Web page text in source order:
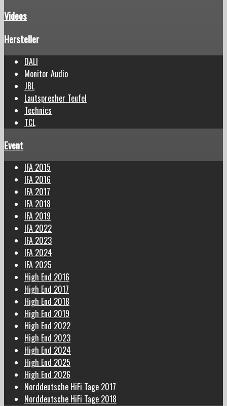
Videos
Hersteller
DALI
Monitor Audio
JBL
Lautsprecher Teufel
Technics
TCL
Event
IFA 2015
IFA 2016
IFA 2017
IFA 2018
IFA 2019
IFA 2022
IFA 2023
IFA 2024
IFA 2025
High End 2016
High End 2017
High End 2018
High End 2019
High End 2022
High End 2023
High End 2024
High End 2025
High End 2026
Norddeutsche HiFi Tage 2017
Norddeutsche HiFi Tage 2018